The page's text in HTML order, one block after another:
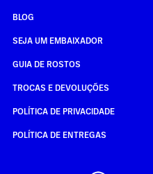
BLOG
SEJA UM EMBAIXADOR
GUIA DE ROSTOS
TROCAS E DEVOLUÇÕES
POLÍTICA DE PRIVACIDADE
POLÍTICA DE ENTREGAS